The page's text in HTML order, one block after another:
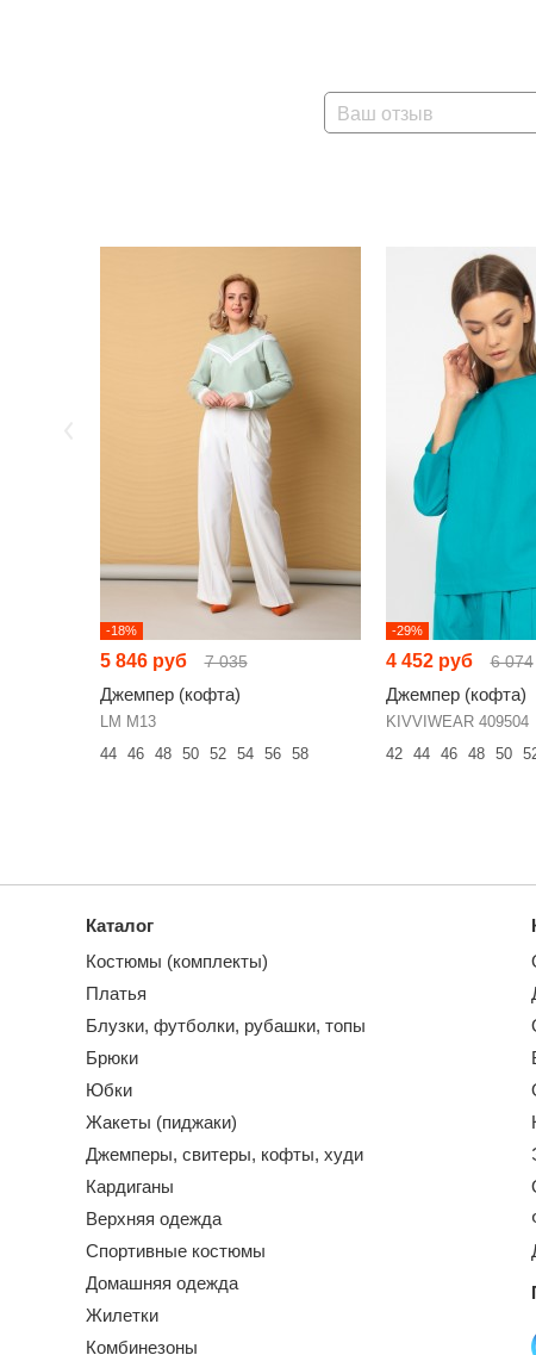
Ваш отзыв
-18%
5 846 руб 7 035
Джемпер (кофта)
LM М13
44
46 48 50 52 54 56 58
-29%
4 452 руб 6 074
Джемпер (кофта)
KIVVIWEAR 409504
42
44 46 48 50
Каталог
Костюмы (комплекты)
Платья
Блузки, футболки, рубашки, топы
Брюки
Юбки
Жакеты (пиджаки)
Джемперы, свитеры, кофты, худи
Кардиганы
Верхняя одежда
Спортивные костюмы
Домашняя одежда
Жилетки
Комбинезоны